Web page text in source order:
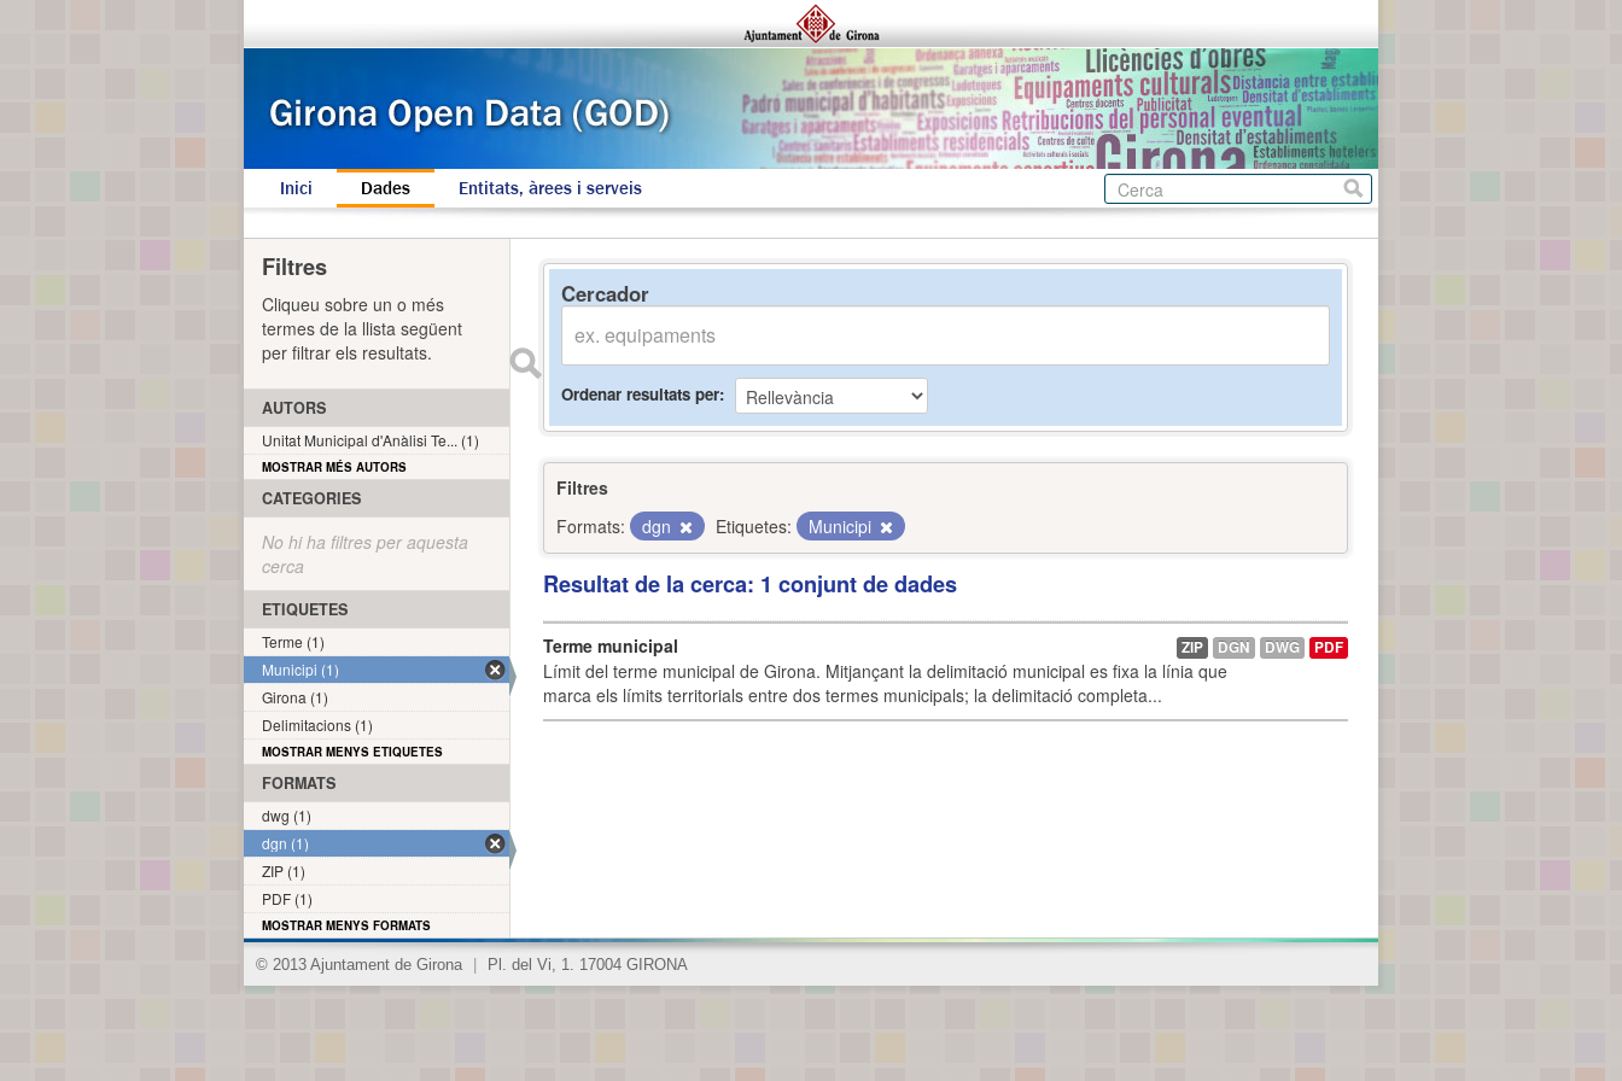
Inici Dades Entitats, àrees i serveis
Cercador
Ordenar resultats per
Filtres
Formats:
dgn Etiquetes: Municipi
Resultat de la cerca: 1 conjunt de dades
Terme municipal
Límit del terme municipal de Girona. Mitjançant la delimitació municipal es fixa la línia que
marca els límits territorials entre dos termes municipals; la delimitació completa...
ZIP DGN DWG PDF
Filtres
Cliqueu sobre un o més
termes de la llista següent
per filtrar els resultats.
AUTORS
Unitat Municipal d'Anàlisi Te... (1)
MOSTRAR MÉS AUTORS
CATEGORIES
No hi ha filtres per aquesta
cerca
ETIQUETES
Terme (1)
Municipi (1)
Girona (1)
Delimitacions (1)
MOSTRAR MENYS ETIQUETES
FORMATS
dwg (1)
dgn (1)
ZIP (1)
PDF (1)
MOSTRAR MENYS FORMATS
© 2013 Ajuntament de Girona Pl. del Vi, 1. 17004 GIRONA